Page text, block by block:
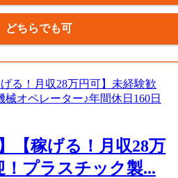
どちらでも可
【稼げる！月収28万
！プラスチック製...